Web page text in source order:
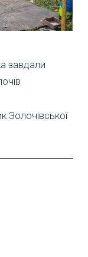
завдали
Золочівської